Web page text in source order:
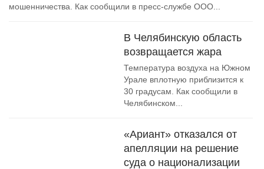
мошенничества. Как сообщили в пресс-службе ООО...
В Челябинскую область
возвращается жара
Температура воздуха на Южном
Урале вплотную приблизится к
30 градусам. Как сообщили в
Челябинском...
«Ариант» отказался от
апелляции на решение
суда о национализации